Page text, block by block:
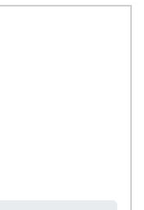
a csomag tartalmaz vagy
salátára öntve